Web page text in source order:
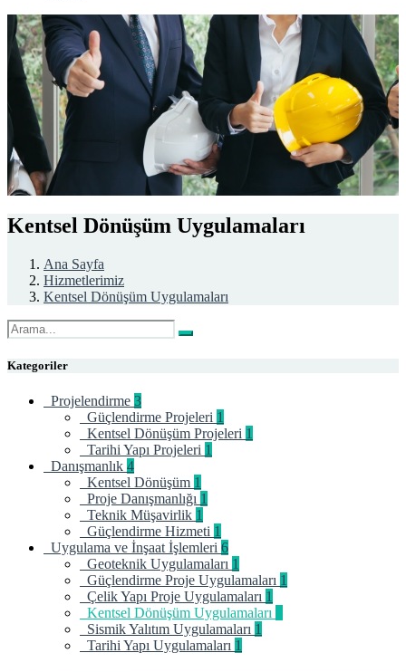
Kentsel Dönüşüm Uygulamaları
Ana Sayfa
Hizmetlerimiz
Kentsel Dönüşüm Uygulamaları
Kategoriler
Projelendirme 3
Güçlendirme Projeleri 1
Kentsel Dönüşüm Projeleri 1
Tarihi Yapı Projeleri 1
Danışmanlık 4
Kentsel Dönüşüm 1
Proje Danışmanlığı 1
Teknik Müşavirlik 1
Güçlendirme Hizmeti 1
Uygulama ve İnşaat İşlemleri 6
Geoteknik Uygulamaları 1
Güçlendirme Proje Uygulamaları 1
Çelik Yapı Proje Uygulamaları 1
Kentsel Dönüşüm Uygulamaları
Sismik Yalıtım Uygulamaları 1
Tarihi Yapı Uygulamaları 1